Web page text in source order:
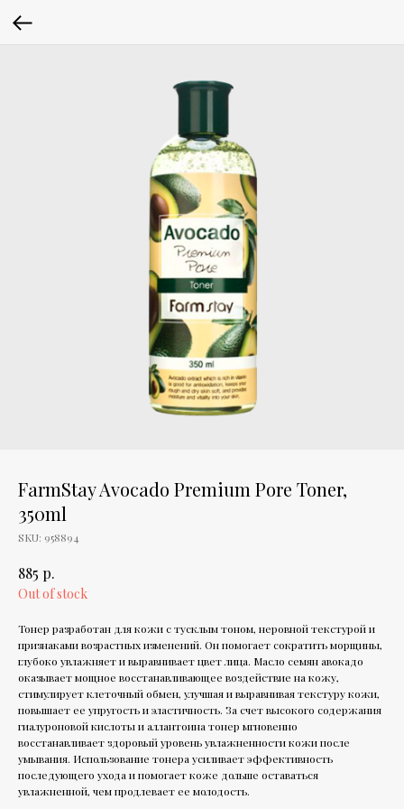
FarmStay Avocado Premium Pore Toner,
350ml
SKU: 958894
885 р.
Out of stock
Тонер разработан для кожи с тусклым тоном, неровной текстурой и
признаками возрастных изменений. Он помогает сократить морщины,
глубоко увлажняет и выравнивает цвет лица. Масло семян авокадо
оказывает мощное восстанавливающее воздействие на кожу,
стимулирует клеточный обмен, улучшая и выравнивая текстуру кожи,
повышает ее упругость и эластичность. За счет высокого содержания
гиалуроновой кислоты и аллантоина тонер мгновенно
восстанавливает здоровый уровень увлажненности кожи после
умывания. Использование тонера усиливает эффективность
последующего ухода и помогает коже дольше оставаться
увлажненной, чем продлевает ее молодость.